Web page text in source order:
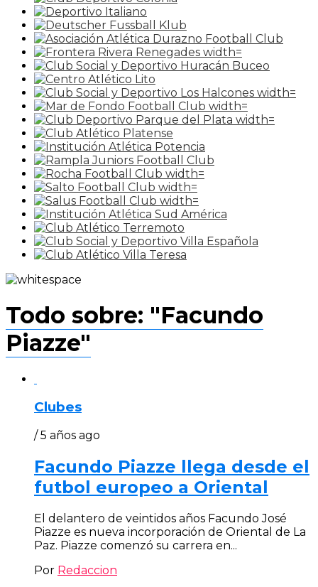
Todo sobre: "Facundo
Piazze"
Clubes
/ 5 años ago
Facundo Piazze llega desde el
futbol europeo a Oriental
El delantero de veintidos años Facundo José
Piazze es nueva incorporación de Oriental de La
Paz. Piazze comenzó su carrera en...
Por Redaccion